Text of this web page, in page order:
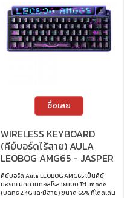
ซื้อเลย
WIRELESS KEYBOARD
(คีย์บอร์ดไร้สาย) AULA
LEOBOG AMG65 - JASPER
SWITCH RGB EN PURPLE
คีย์บอร์ด Aula LEOBOG AMG65 เป็นคีย์
บอร์ดแมคคานิคอลไร้สายแบบ Tri-mode
(บลูทูธ 2.4G และมีสาย) ขนาด 65% ที่โดดเด่น